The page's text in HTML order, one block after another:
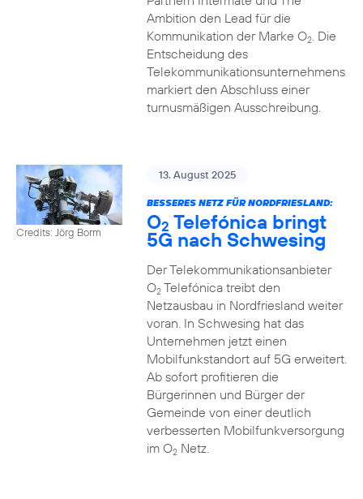
Ambition den Lead für die
Kommunikation der Marke O2. Die
Entscheidung des
Telekommunikationsunternehmens
markiert den Abschluss einer
turnusmäßigen Ausschreibung.
Credits: Jörg Borm
13. August 2025
BESSERES NETZ FÜR NORDFRIESLAND:
O2 Telefónica bringt
5G nach Schwesing
Der Telekommunikationsanbieter
O2Telefónica treibt den
Netzausbau in Nordfriesland weiter
voran. In Schwesing hat das
Unternehmen jetzt einen
Mobilfunkstandort auf 5G erweitert.
Ab sofort profitieren die
Bürgerinnen und Bürger der
Gemeinde von einer deutlich
verbesserten Mobilfunkversorgung
im O2Netz.